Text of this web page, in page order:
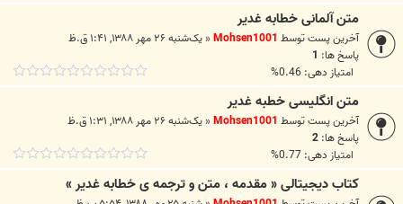
متن آلمانی خطابه غدیر
آخرین پست توسطMohsen1001
« یک‌شنبه ۲۶ مهر ۱۳۸۸, ۱:۴۱ ق.ظ
پاسخ ها: 1
امتیاز دهی: 0.46%
متن انگلیسی خطبه غدیر
آخرین پست توسطMohsen1001
« یک‌شنبه ۲۶ مهر ۱۳۸۸, ۱:۳۱ ق.ظ
پاسخ ها: 2
امتیاز دهی: 0.77%
کتاب دیجیتالی « مقدمه ، متن و ترجمه ی خطابه غدیر »